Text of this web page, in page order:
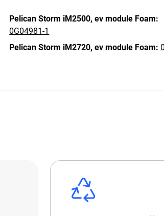
Pelican Storm iM2500, ev module Foam:
0G04981-1
Pelican Storm iM2720, ev module Foam: